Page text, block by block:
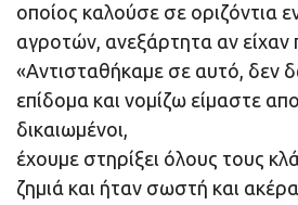
οποίος καλούσε σε οριζόντια
αγροτών, ανεξάρτητα αν είχαν
«Αντισταθήκαμε σε αυτό, δεν
επίδομα και νομίζω είμαστε
δικαιωμένοι,
έχουμε στηρίξει όλους τους
ζημιά και ήταν σωστή και